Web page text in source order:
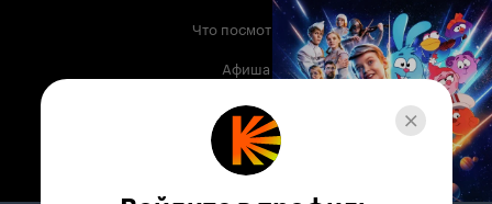
Что посмотреть
Афиша
Музыка
Телепрограмма